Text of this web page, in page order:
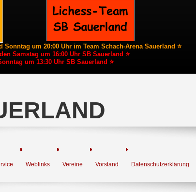
um 20:00 Uhr im Team Schach-Arena Sauerland ⭐
Samstag um 16:00 Uhr SB Sauerland ⭐
um 13:30 Uhr SB Sauerland ⭐
Weblinks Vereine Vorstand Datenschutzerklärung